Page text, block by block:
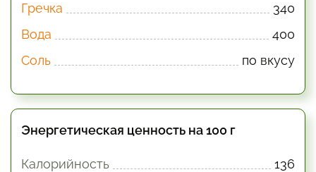
Гречка
340
Вода
400
Соль
по вкусу
Энергетическая ценность на 100 г
Калорийность
136